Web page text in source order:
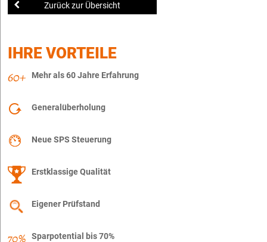
Zurück zur Übersicht
IHRE VORTEILE
Mehr als 60 Jahre Erfahrung
Generalüberholung
Neue SPS Steuerung
Erstklassige Qualität
Eigener Prüfstand
Sparpotential bis 70%